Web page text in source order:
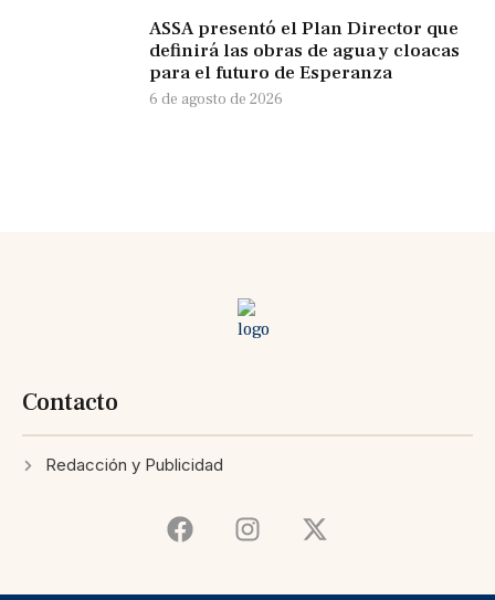
ASSA presentó el Plan Director que
definirá las obras de agua y cloacas
para el futuro de Esperanza
6 de agosto de 2026
Contacto
Redacción y Publicidad